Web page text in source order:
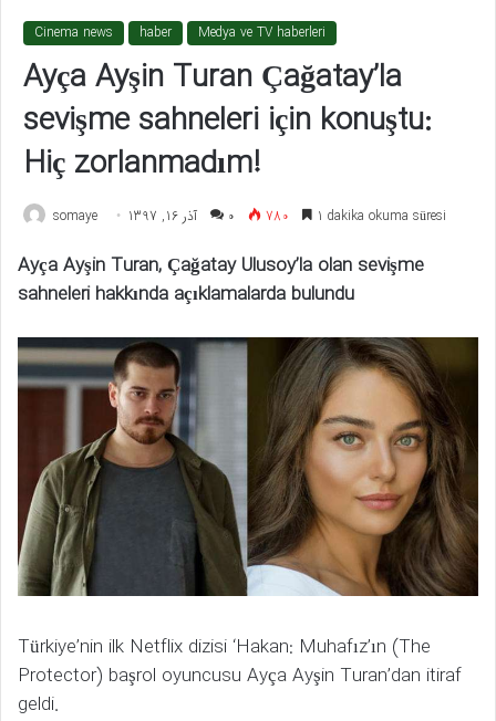
Cinema news haber Medya ve TV haberleri
Ayça Ayşin Turan Çağatay’la
sevişme sahneleri için konuştu:
Hiç zorlanmadım!
somaye آذر 16, 1397 ۰ 780 1 dakika okuma süresi
Ayça Ayşin Turan, Çağatay Ulusoy’la olan sevişme
sahneleri hakkında açıklamalarda bulundu
Türkiye’nin ilk Netflix dizisi ‘Hakan: Muhafız’ın (The
Protector) başrol oyuncusu Ayça Ayşin Turan’dan itiraf
geldi.